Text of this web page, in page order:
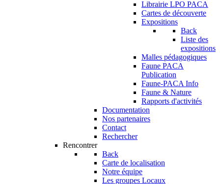
Librairie LPO PACA
Cartes de découverte
Expositions
Back
Liste des
expositions
Malles pédagogiques
Faune PACA
Publication
Faune-PACA Info
Faune & Nature
Rapports d'activités
Documentation
Nos partenaires
Contact
Rechercher
Rencontrer
Back
Carte de localisation
Notre équipe
Les groupes Locaux